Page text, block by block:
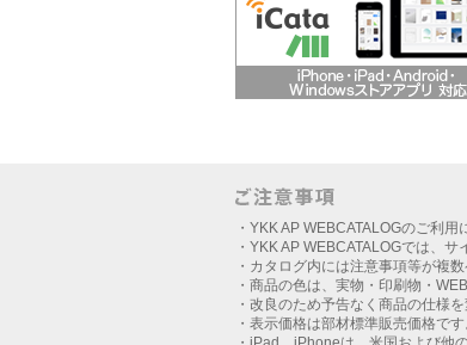
・YKK AP WEBCATALOGのご利用
・YKK AP WEBCATALOGでは、
・カタログ内には注意事項等が複
・商品の色は、実物・印刷物・
・改良のため予告なく商品の仕様
・表示価格は部材標準販売価格で